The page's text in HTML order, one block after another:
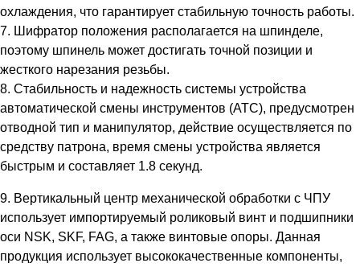
охлаждения, что гарантирует стабильную точность работы.
7. Шифратор положения располагается на шпинделе,
поэтому шпинель может достигать точной позиции и
жесткого нарезания резьбы.
8. Стабильность и надежность системы устройства
автоматической смены инструментов (ATC), предусмотрен
отводной тип и манипулятор, действие осуществляется по
средству патрона, время смены устройства является
быстрым и составляет 1.8 секунд.
9. Вертикальный центр механической обработки с ЧПУ
использует импортируемый роликовый винт и подшипники
оси NSK, SKF, FAG, а также винтовые опоры. Данная
продукция использует высококачественные компоненты,